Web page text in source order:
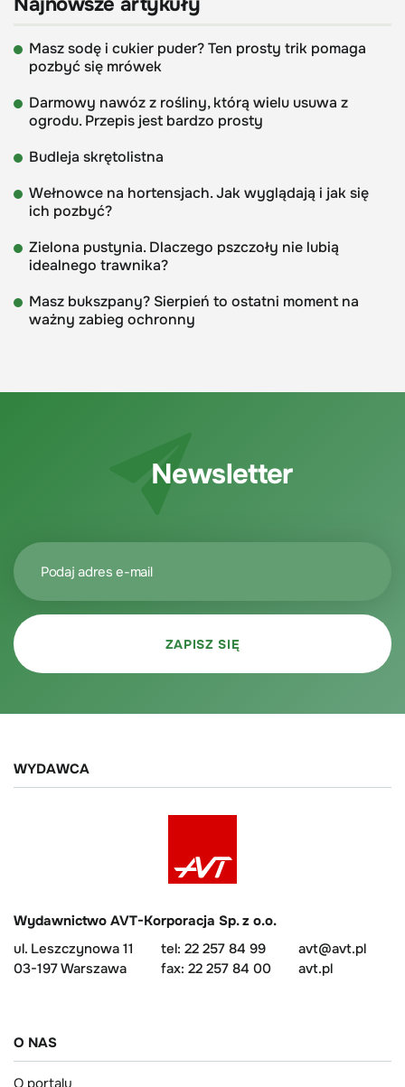
Masz sodę i cukier puder? Ten prosty trik pomaga
pozbyć się mrówek
Darmowy nawóz z rośliny, którą wielu usuwa z
ogrodu. Przepis jest bardzo prosty
Budleja skrętolistna
Wełnowce na hortensjach. Jak wyglądają i jak się
ich pozbyć?
Zielona pustynia. Dlaczego pszczoły nie lubią
idealnego trawnika?
Masz bukszpany? Sierpień to ostatni moment na
ważny zabieg ochronny
Newsletter
WYDAWCA
Wydawnictwo AVT-Korporacja Sp. z o.o.
ul. Leszczynowa 11
03-197 Warszawa
tel: 22 257 84 99
fax: 22 257 84 00
avt@avt.pl
avt.pl
O NAS